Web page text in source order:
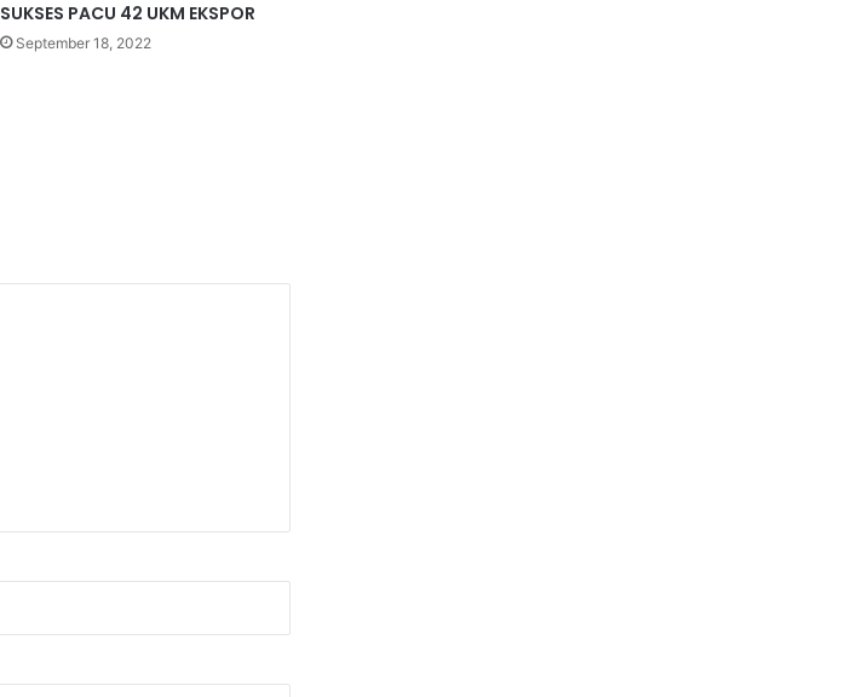
SUKSES PACU 42 UKM EKSPOR
September 18, 2022